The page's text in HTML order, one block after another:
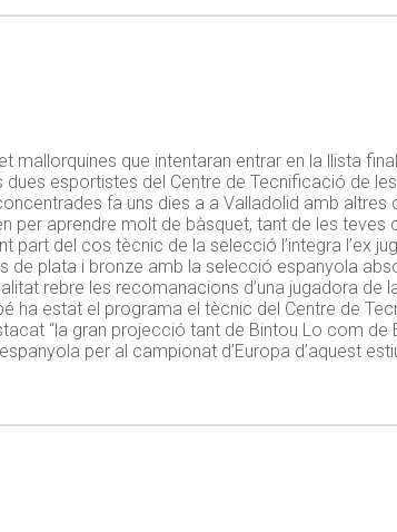
mallorquines que intentaran entrar en la llista
esportistes del Centre de Tecnificació de
fa uns dies a a Valladolid amb
per aprendre molt de bàsquet, tant de les
part del cos tècnic de la selecció l’integra l’ex
de plata i bronze amb la selecció espanyola
rebre les recomanacions d’una jugadora de
ha estat el programa el tècnic del Centre de
“la gran projecció tant de Bintou Lo com de
per al campionat d’Europa d’aquest